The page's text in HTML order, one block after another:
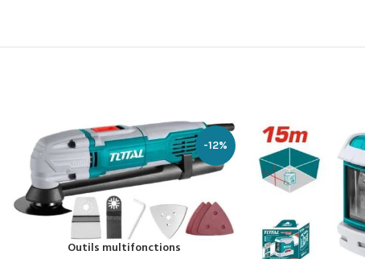
-12%
إضافة إلى السلةOutils multifonctions